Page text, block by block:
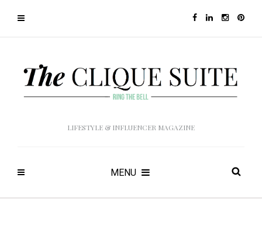
LIFESTYLE & INFLUENCER MAGAZINE
MENU